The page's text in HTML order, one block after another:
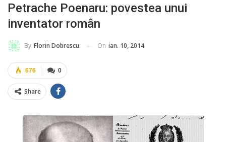
Petrache Poenaru: povestea unui
inventator român
By Florin Dobrescu On ian. 10, 2014
0
676
Share